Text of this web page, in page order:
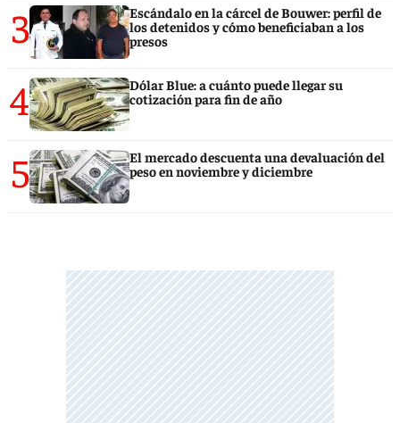
3
Escándalo en la cárcel de Bouwer: perfil de
los detenidos y cómo beneficiaban a los
presos
4
Dólar Blue: a cuánto puede llegar su
cotización para fin de año
5
El mercado descuenta una devaluación del
peso en noviembre y diciembre